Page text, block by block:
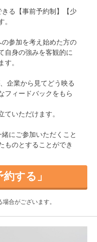
る【事前予約制】【少
。
参加を考え始めた方の
自身の強みを客観的に
す。
企業から見てどう映る
フィードバックをもら
いただけます。
にご参加いただくこと
ものとすることができ
約する」
合がございます。